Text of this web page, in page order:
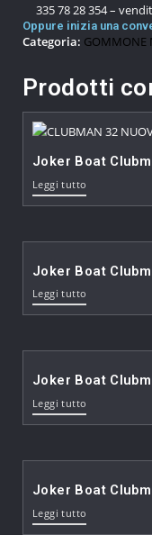
335 78 28 354 –
Oppure inizia una
Categoria: GOMMONE
Prodotti
Joker Boat
Leggi tutto
Joker Boat
Leggi tutto
Joker Boat
Leggi tutto
Joker Boat
Leggi tutto